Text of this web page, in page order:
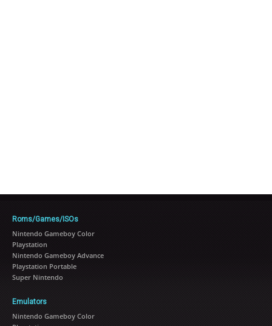
Roms/Games/ISOs
Nintendo Gameboy Color
Playstation
Nintendo Gameboy Advance
Playstation Portable
Super Nintendo
Emulators
Nintendo Gameboy Color